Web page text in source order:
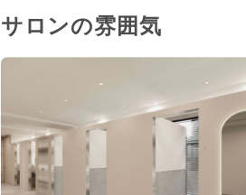
サロンの雰囲気